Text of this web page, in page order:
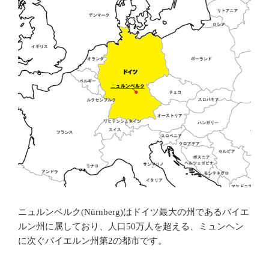
ニュルンベルク(Nürnberg)はドイツ最大の州であるバイエ
ルン州に属しており、人口50万人を超える、ミュンヘン
に次ぐバイエルン州第2の都市です。